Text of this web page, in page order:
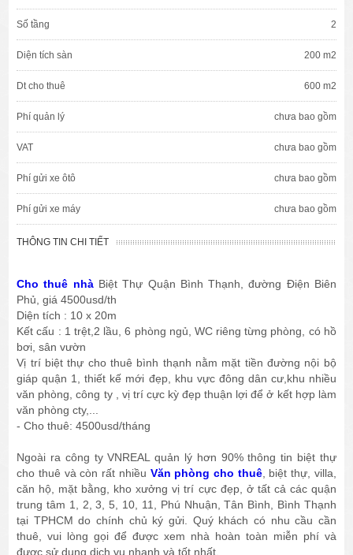
Số tầng 2
Diện tích sàn 200 m2
Dt cho thuê 600 m2
Phí quản lý chưa bao gồm
VAT chưa bao gồm
Phí gửi xe ôtô chưa bao gồm
Phí gửi xe máy chưa bao gồm
THÔNG TIN CHI TIẾT
Cho thuê nhàBiệt Thự Quận Bình Thạnh, đường Điện Biên
Phủ, giá 4500usd/th
Diện tích : 10 x 20m
Kết cấu : 1 trệt,2 lầu, 6 phòng ngủ, WC riêng từng phòng, có hồ
bơi, sân vườn
Vị trí biệt thự cho thuê bình thạnh nằm mặt tiền đường nội bộ
giáp quận 1, thiết kế mới đẹp, khu vực đông dân cư,khu nhiều
văn phòng, công ty , vị trí cực kỳ đẹp thuận lợi để ở kết hợp làm
văn phòng cty,...
- Cho thuê: 4500usd/tháng
Ngoài ra công ty VNREAL quản lý hơn 90% thông tin biệt thự
cho thuê và còn rất nhiều Văn phòng cho thuê, biệt thự, villa,
căn hộ, mặt bằng, kho xưởng vị trí cực đẹp, ở tất cả các quận
trung tâm 1, 2, 3, 5, 10, 11, Phú Nhuận, Tân Bình, Bình Thạnh
tại TPHCM do chính chủ ký gửi. Quý khách có nhu cầu cần
thuê, vui lòng gọi để được xem nhà hoàn toàn miễn phí và
được sử dụng dịch vụ nhanh và tốt nhất.